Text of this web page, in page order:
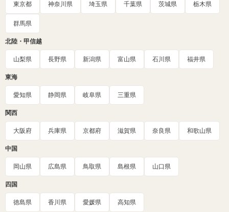
東京都 神奈川県 埼玉県 千葉県 茨城県 栃木県
群馬県
北陸・甲信越
山梨県 長野県 新潟県 富山県 石川県 福井県
東海
愛知県 静岡県 岐阜県 三重県
関西
大阪府 兵庫県 京都府 滋賀県 奈良県 和歌山県
中国
岡山県 広島県 鳥取県 島根県 山口県
四国
徳島県 香川県 愛媛県 高知県